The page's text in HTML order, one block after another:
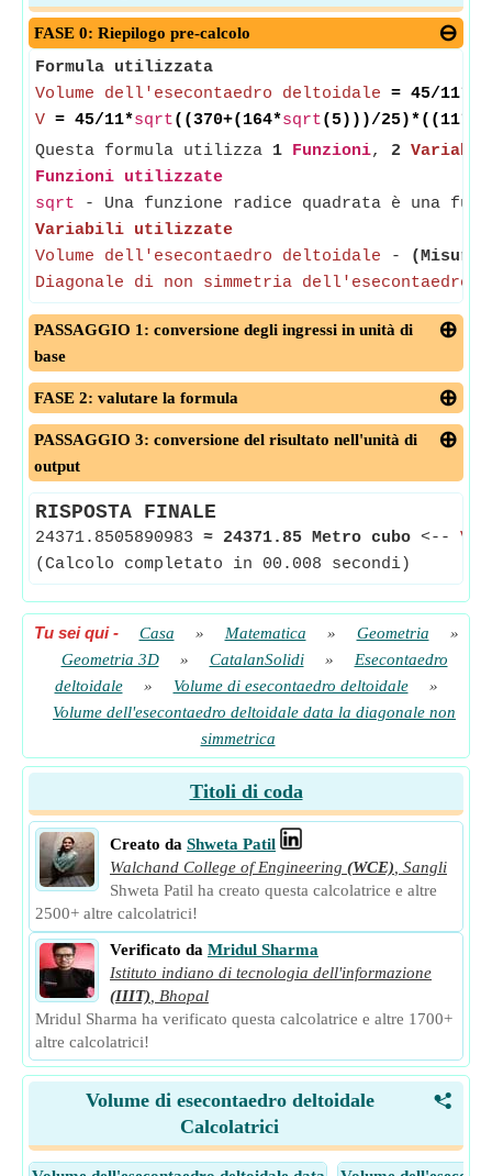
FASE 0: Riepilogo pre-calcolo
Formula utilizzata
Volume dell'esecontaedro deltoidale = 45/11*
V = 45/11*sqrt((370+(164*sqrt(5)))/25)*((11*
Questa formula utilizza 1 Funzioni, 2
Funzioni utilizzate
sqrt - Una funzione radice quadrata è una
Variabili utilizzate
Volume dell'esecontaedro deltoidale -
Diagonale di non simmetria dell'esecontaedro
PASSAGGIO 1: conversione degli ingressi in unità di
base
FASE 2: valutare la formula
PASSAGGIO 3: conversione del risultato nell'unità di
output
RISPOSTA FINALE
24371.8505890983 ≈ 24371.85 Metro cubo <--
(Calcolo completato in 00.008 secondi)
Tu sei qui- Casa » Matematica » Geometria
»
Geometria 3D
» CatalanSolidi »
Esecontaedro
deltoidale
» Volume di esecontaedro deltoidale
»
Volume dell'esecontaedro deltoidale data la diagonale non
simmetrica
Titoli di coda
Creato da Shweta Patil
Walchand College of Engineering (WCE) Sangli
Shweta Patil ha creato questa calcolatrice e altre
2500+ altre calcolatrici!
Verificato da Mridul Sharma
Istituto indiano di tecnologia dell'informazione
(IIIT)
Bhopal
Mridul Sharma ha verificato questa calcolatrice e altre 1700+
altre calcolatrici!
<
Volume di esecontaedro deltoidale
Calcolatrici